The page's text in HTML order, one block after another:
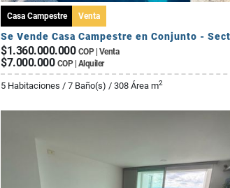
Casa Campestre Venta
$1.360.000.000 COP | Venta
$7.000.000 COP | Alquiler
5 Habitaciones / 7 Baño(s) / 308 Área m2